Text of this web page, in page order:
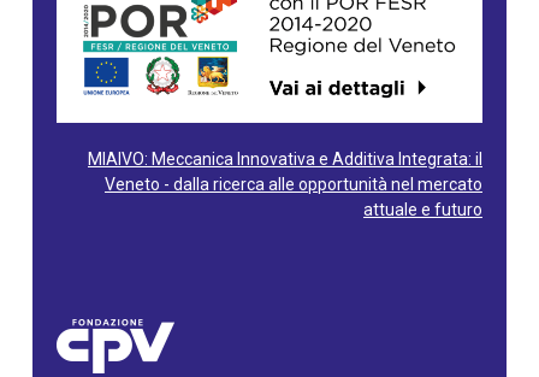
MIAIVO: Meccanica Innovativa e Additiva Integrata: il
Veneto - dalla ricerca alle opportunità nel mercato
attuale e futuro